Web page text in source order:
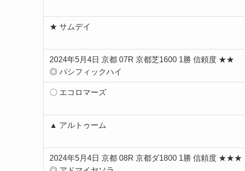
★ サムデイ
2024年5月4日 京都 07R 京都芝1600 1勝 信頼度 ★★
◎ パシフィックハイ
〇 エコロマーズ
▲ アルトゥーム
2024年5月4日 京都 08R 京都ダ1800 1勝 信頼度 ★★★